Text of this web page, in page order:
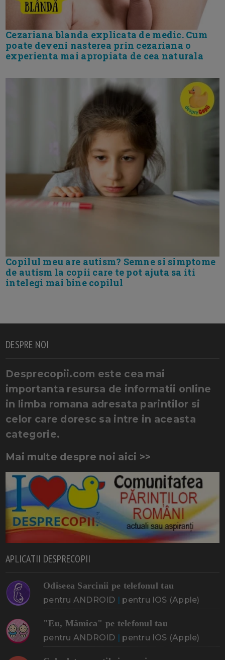
Cezariana blanda explicata de medic. Cum
poate deveni nasterea prin cezariana o
experienta mai apropiata de cea naturala
Copilul meu are autism? Semne si simptome
de autism la copii care te pot ajuta sa iti
intelegi mai bine copilul
DESPRE NOI
Desprecopii.com este cea mai
importanta resursa de informatii online
in limba romana adresata parintilor si
celor care doresc sa intre in aceasta
categorie.
Mai multe despre noi aici >>
APLICATII DESPRECOPII
Odiseea Sarcinii pe telefonul tau
pentru ANDROID pentru IOS (Apple)
"Eu, Mămica" pe telefonul tau
pentru ANDROID pentru IOS (Apple)